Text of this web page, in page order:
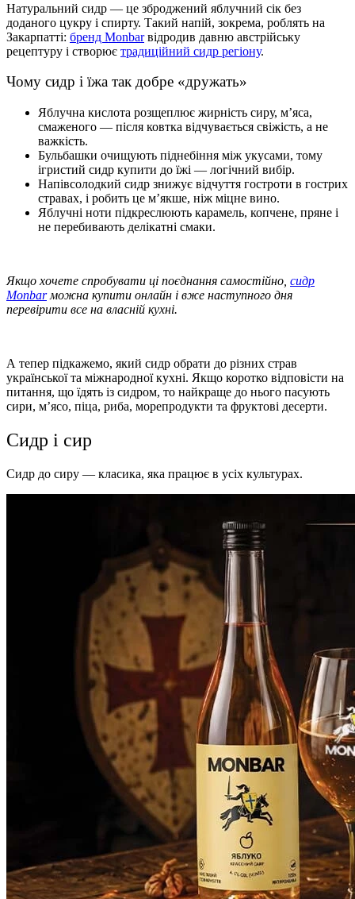
Натуральний сидр — це зброджений яблучний сік без
доданого цукру і спирту. Такий напій, зокрема, роблять на
Закарпатті: бренд Monbarвідродив давню австрійську
рецептуру і створює традиційний сидр регіону.
Чому сидр і їжа так добре «дружать»
Яблучна кислота розщеплює жирність сиру, м’яса,
смаженого — після ковтка відчувається свіжість, а не
важкість.
Бульбашки очищують піднебіння між укусами, тому
ігристий сидр купити до їжі — логічний вибір.
Напівсолодкий сидр знижує відчуття гостроти в гострих
стравах, і робить це м’якше, ніж міцне вино.
Яблучні ноти підкреслюють карамель, копчене, пряне і
не перебивають делікатні смаки.
Якщо хочете спробувати ці поєднання самостійно, сидр
Monbarможна купити онлайн і вже наступного дня
перевірити все на власній кухні.
А тепер підкажемо, який сидр обрати до різних страв
української та міжнародної кухні. Якщо коротко відповісти на
питання, що їдять із сидром, то найкраще до нього пасують
сири, м’ясо, піца, риба, морепродукти та фруктові десерти.
Сидр і сир
Сидр до сиру — класика, яка працює в усіх культурах.